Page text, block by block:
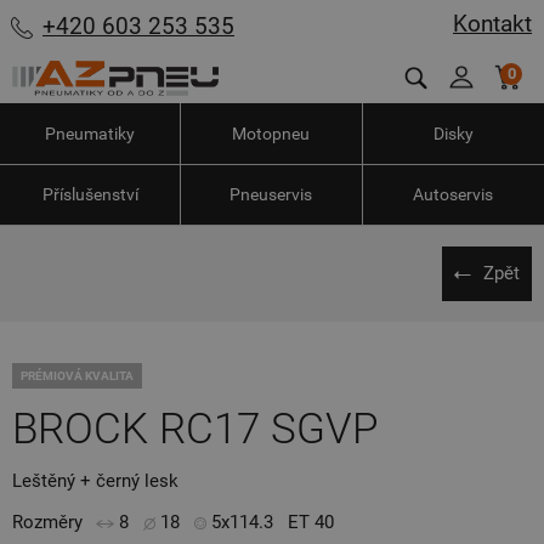
Kontakt
+420 603 253 535
0
Pneumatiky Motopneu Disky
Příslušenství Pneuservis Autoservis
Zpět
PRÉMIOVÁ KVALITA
BROCK RC17 SGVP
Leštěný + černý lesk
Rozměry
8 18 5x114.3 ET 40